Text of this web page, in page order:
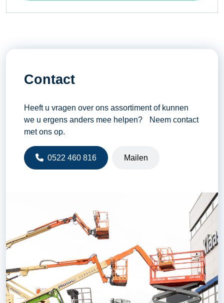
Contact
Heeft u vragen over ons assortiment of kunnen
we u ergens anders mee helpen? Neem contact
met ons op.
0522 460 816 Mailen